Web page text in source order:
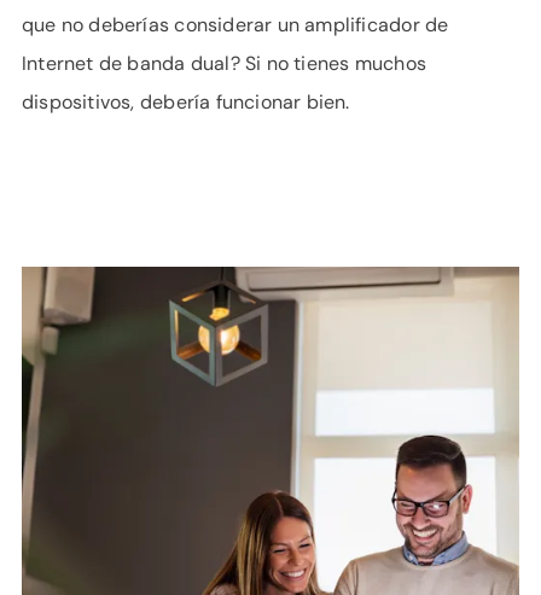
que no deberías considerar un amplificador de
Internet de banda dual? Si no tienes muchos
dispositivos, debería funcionar bien.